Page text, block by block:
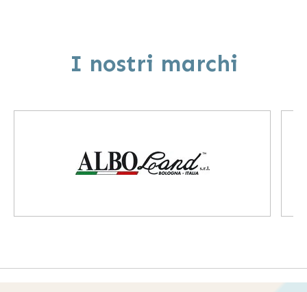
I nostri marchi